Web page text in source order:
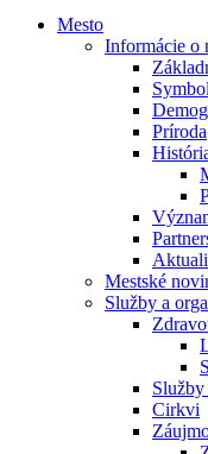
Mesto
Informácie o
Príroda
Mestské
Služby a
Služby
Cirkvi